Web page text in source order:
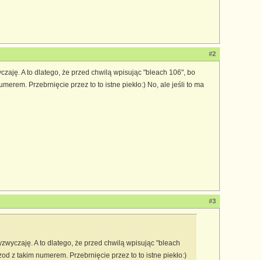
#2
A to dlatego, że przed chwilą wpisując "bleach 106", bo
Przebrnięcie przez to to istne piekło:) No, ale jeśli to ma
#3
A to dlatego, że przed chwilą wpisując "bleach
z takim numerem. Przebrnięcie przez to to istne piekło:)